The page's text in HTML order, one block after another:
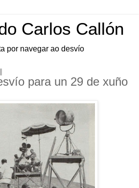
Carlos Callón
por navegar ao desvío
para un 29 de xuño